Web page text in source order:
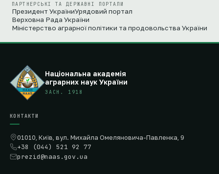
ПАРТНЕРСЬКІ ТА ДЕРЖАВНІ ПОРТАЛИ
Президент УкраїниУрядовий портал
Верховна Рада України
Міністерство аграрної політики та продовольства України
Національна академія
аграрних наук України
ЗАСН. 1918
КОНТАКТИ
01010, Київ, вул. Михайла Омеляновича-Павленка, 9
+38 (044) 521 92 77
prezid@naas.gov.ua